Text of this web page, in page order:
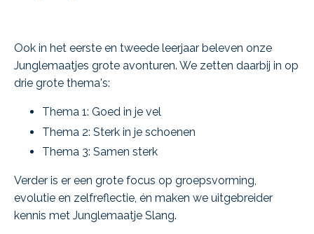
Ook in het eerste en tweede leerjaar beleven onze
Junglemaatjes grote avonturen. We zetten daarbij in op
drie grote thema's:
Thema 1: Goed in je vel
Thema 2: Sterk in je schoenen
Thema 3: Samen sterk
Verder is er een grote focus op groepsvorming,
evolutie en zelfreflectie, én maken we uitgebreider
kennis met Junglemaatje Slang.